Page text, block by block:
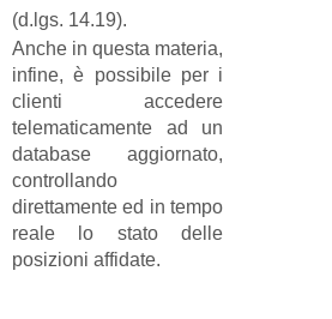
(d.lgs. 14.19).
Anche in questa materia,
infine, è possibile per i
clienti accedere
telematicamente ad un
database aggiornato,
controllando
direttamente ed in tempo
reale lo stato delle
posizioni affidate.